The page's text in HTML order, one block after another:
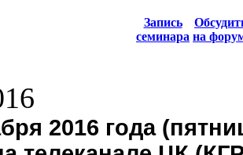
Запись
семинара на
2016 года